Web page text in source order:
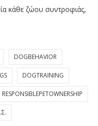
κάθε ζώου συντροφιάς,
DOGBEHAVIOR
DOGTRAINING
RESPONSIBLEPETOWNERSHIP